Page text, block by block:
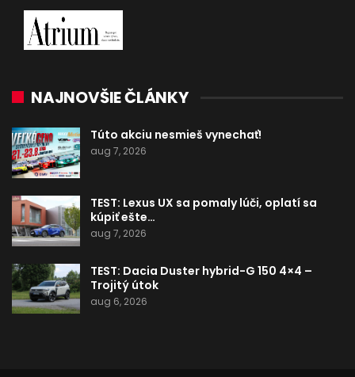
NAJNOVŠIE ČLÁNKY
Túto akciu nesmieš vynechať!
aug 7, 2026
TEST: Lexus UX sa pomaly lúči, oplatí sa
kúpiť ešte…
aug 7, 2026
TEST: Dacia Duster hybrid-G 150 4×4 –
Trojitý útok
aug 6, 2026